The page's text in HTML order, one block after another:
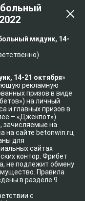
мидуик, 14-
14-21 октября»
рекламную
призов в виде
на личный
и главных призов в
– «Джекпот»).
на
на сайте betonwin.ru,
для
сайтах
контор. Фрибет
не подлежит обмену
Правила
в разделе 9
с